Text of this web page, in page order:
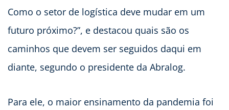
Como o setor de logística deve mudar em um
futuro próximo?”, e destacou quais são os
caminhos que devem ser seguidos daqui em
diante, segundo o presidente da Abralog.
Para ele, o maior ensinamento da pandemia foi